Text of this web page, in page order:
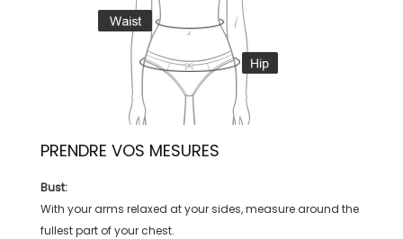
PRENDRE VOS MESURES
Bust:
With your arms relaxed at your sides, measure around the
fullest part of your chest.